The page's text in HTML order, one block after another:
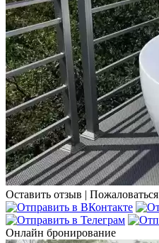
Оставить отзыв | Пожаловаться
Онлайн бронирование